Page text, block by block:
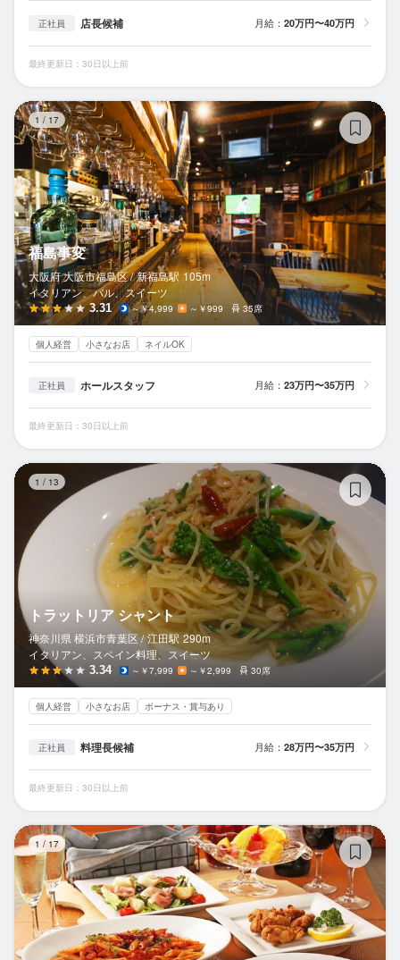
正社員 店長候補 月給： 20万円〜40万円
最終更新日：30日以上前
1 / 17
福島事変
大阪府 大阪市福島区 / 新福島駅 105m
イタリアン、バル、スイーツ
3.31 ～￥4,999 ～￥999 35席
個人経営 小さなお店 ネイルOK
正社員 ホールスタッフ 月給： 23万円〜35万円
最終更新日：30日以上前
1 / 13
トラットリア シャント
神奈川県 横浜市青葉区 / 江田駅 290m
イタリアン、スペイン料理、スイーツ
3.34 ～￥7,999 ～￥2,999 30席
個人経営 小さなお店 ボーナス・賞与あり
正社員 料理長候補 月給： 28万円〜35万円
最終更新日：30日以上前
1 / 17